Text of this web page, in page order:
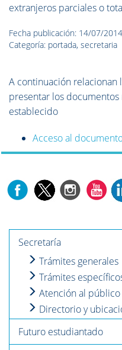
extranjeros parciales o
Fecha publicación: 14/07/2014
Categoría: portada, secretaria
A continuación relacionan
presentar los
establecido
Acceso al
Secretaría
Trámites generales
Trámites
Atención al público
Directorio y
Futuro estudiantado